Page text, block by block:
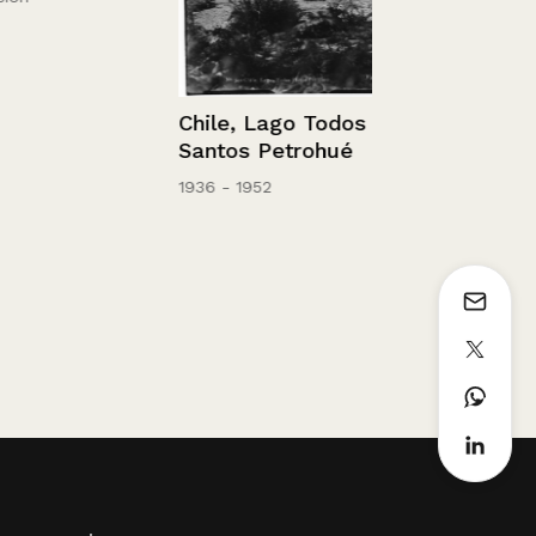
Chile, Lago Todos los
Santos Petrohué
1936 - 1952